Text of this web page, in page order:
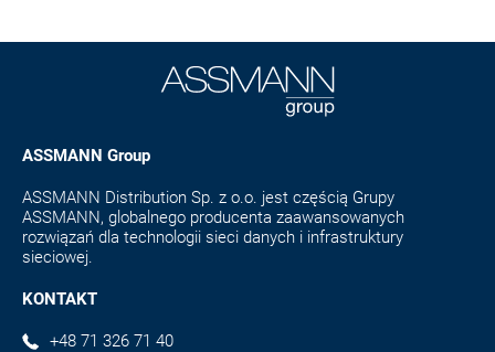
ASSMANN Group
ASSMANN Distribution Sp. z o.o. jest częścią Grupy
ASSMANN, globalnego producenta zaawansowanych
rozwiązań dla technologii sieci danych i infrastruktury
sieciowej.
KONTAKT
+48 71 326 71 40